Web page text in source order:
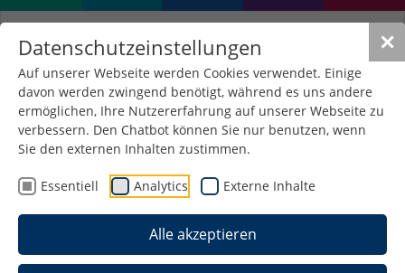
✕
Datenschutzeinstellungen
Auf unserer Webseite werden Cookies verwendet. Einige
davon werden zwingend benötigt, während es uns andere
ermöglichen, Ihre Nutzererfahrung auf unserer Webseite zu
verbessern. Den Chatbot können Sie nur benutzen, wenn
Sie den externen Inhalten zustimmen.
Essentiell Analytics Externe Inhalte
Alle akzeptieren